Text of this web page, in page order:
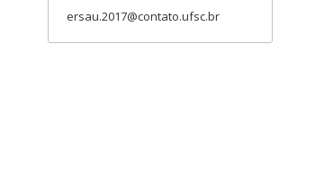
ersau.2017@contato.ufsc.br